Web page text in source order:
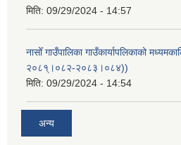
मिति: 09/29/2024 - 14:57
नासोँ गाउँपालिका गाउँकार्यापलिकाको
२०८१्।०८२-२०८३।०८४))
मिति: 09/29/2024 - 14:54
अन्य